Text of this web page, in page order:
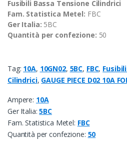
Fusibili Bassa Tensione Cilindrici
Fam. Statistica Metel: FBC
Ger Italia: 5BC
Quantità per confezione: 50
Tag: 10A, 10GN02, 5BC, FBC,
Cilindrici, GAUGE PIECE D02 10A
Ampere: 10A
Ger Italia:5BC
Fam. Statistica Metel: FBC
Quantità per confezione: 50